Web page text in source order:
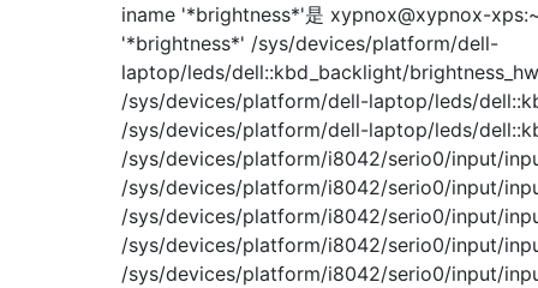
iname '*brightness*'是 xypnox@xypnox-
'*brightness*' /sys/devices/platform/dell-
laptop/leds/dell::kbd_backlight/
/sys/devices/platform/dell-laptop/leds/
/sys/devices/platform/dell-laptop/leds/
/sys/devices/platform/i8042/serio0/input/
/sys/devices/platform/i8042/serio0/input/
/sys/devices/platform/i8042/serio0/input/
/sys/devices/platform/i8042/serio0/input/
/sys/devices/platform/i8042/serio0/input/